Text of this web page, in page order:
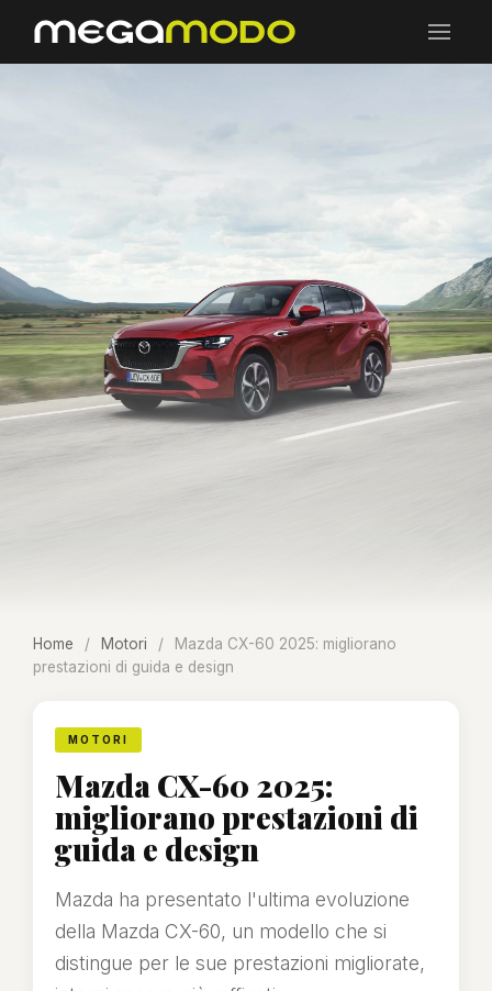
Home / Motori /
Mazda CX-60 2025: migliorano
prestazioni di guida e design
MOTORI
Mazda CX-60 2025:
migliorano prestazioni di
guida e design
Mazda ha presentato l'ultima evoluzione
della Mazda CX-60, un modello che si
distingue per le sue prestazioni migliorate,